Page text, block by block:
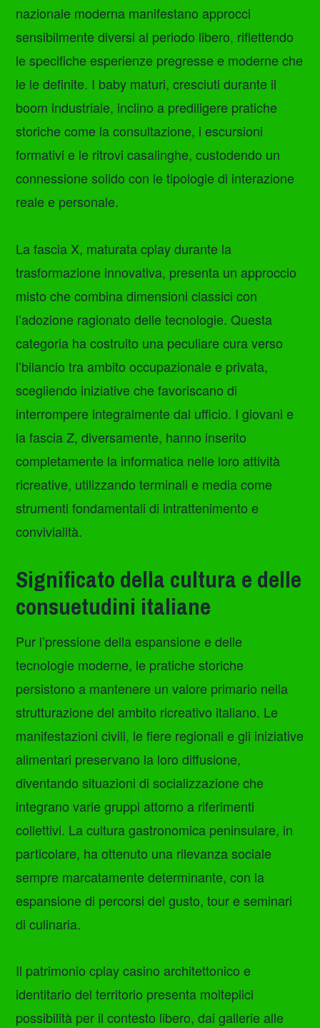
nazionale moderna manifestano approcci
sensibilmente diversi al periodo libero, riflettendo
le specifiche esperienze pregresse e moderne che
le le definite. I baby maturi, cresciuti durante il
boom industriale, inclino a prediligere pratiche
storiche come la consultazione, i escursioni
formativi e le ritrovi casalinghe, custodendo un
connessione solido con le tipologie di interazione
reale e personale.
La fascia X, maturata cplay durante la
trasformazione innovativa, presenta un approccio
misto che combina dimensioni classici con
l’adozione ragionato delle tecnologie. Questa
categoria ha costruito una peculiare cura verso
l’bilancio tra ambito occupazionale e privata,
scegliendo iniziative che favoriscano di
interrompere integralmente dal ufficio. I giovani e
la fascia Z, diversamente, hanno inserito
completamente la informatica nelle loro attività
ricreative, utilizzando terminali e media come
strumenti fondamentali di intrattenimento e
convivialità.
Significato della cultura e delle
consuetudini italiane
Pur l’pressione della espansione e delle
tecnologie moderne, le pratiche storiche
persistono a mantenere un valore primario nella
strutturazione del ambito ricreativo italiano. Le
manifestazioni civili, le fiere regionali e gli iniziative
alimentari preservano la loro diffusione,
diventando situazioni di socializzazione che
integrano varie gruppi attorno a riferimenti
collettivi. La cultura gastronomica peninsulare, in
particolare, ha ottenuto una rilevanza sociale
sempre marcatamente determinante, con la
espansione di percorsi del gusto, tour e seminari
di culinaria.
Il patrimonio cplay casino architettonico e
identitario del territorio presenta molteplici
possibilità per il contesto libero, dai gallerie alle